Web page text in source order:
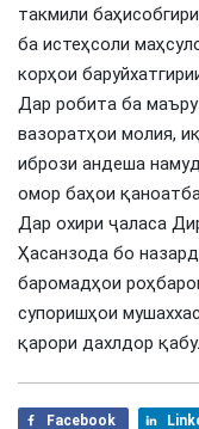
такмили
ба истеҳсоли
корҳои
Дар робита ба
вазоратҳои молия,
ибрози андеша
омор баҳои
Дар охири ҷаласа
Ҳасанзода бо
баромадҳои
супоришҳои
қарори дахлдор
Facebook